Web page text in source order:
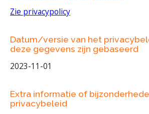
Zie privacypolicy
Datum/versie van het
deze gegevens zijn gebaseerd
2023-11-01
Extra informatie of
privacybeleid